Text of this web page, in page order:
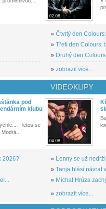
02.08.
» Čtvrtý den
» Třetí den Colours:
» Druhý den
» zobrazit více...
pod
klubu
I letos se
2026?
VIDEOKLIPY
04.08.
» Lenny se už
» Tanja hlásí návrat
» Michal Hrůza
» zobrazit více...